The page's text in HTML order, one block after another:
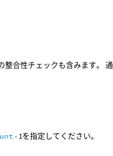
整合性チェックも含みます。 通
- 1を指定してください。